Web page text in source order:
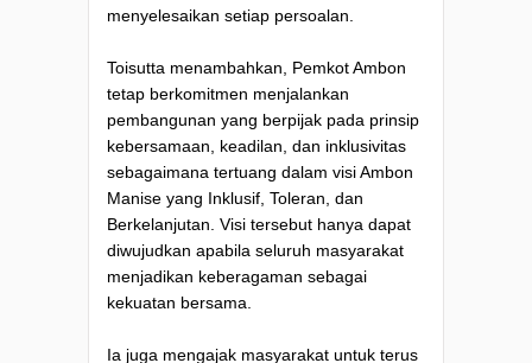
menyelesaikan setiap persoalan.
Toisutta menambahkan, Pemkot Ambon
tetap berkomitmen menjalankan
pembangunan yang berpijak pada prinsip
kebersamaan, keadilan, dan inklusivitas
sebagaimana tertuang dalam visi Ambon
Manise yang Inklusif, Toleran, dan
Berkelanjutan. Visi tersebut hanya dapat
diwujudkan apabila seluruh masyarakat
menjadikan keberagaman sebagai
kekuatan bersama.
Ia juga mengajak masyarakat untuk terus